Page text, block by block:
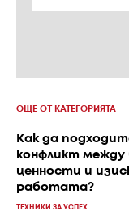
ОЩЕ ОТ КАТЕГОРИЯТА
Как да
конфликт
ценности и
работата?
ТЕХНИКИ ЗА УСПЕХ